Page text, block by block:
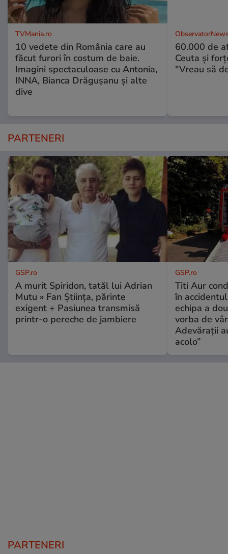
TVMania.ro
10 vedete din România care au
făcut furori în costum de baie.
Imagini spectaculoase cu Antonia,
INNA, Bianca Drăgușanu și alte
dive
60.000 de
Ceuta şi
"Vreau să
PARTENERI
GSP.ro
A murit Spiridon, tatăl lui Adrian
Mutu » Fan Știința, părinte
exigent + Pasiunea transmisă
printr-o pereche de jambiere
GSP.ro
Titi Aur
în
echipa a
vorba de
Adevărații
acolo”
PARTENERI